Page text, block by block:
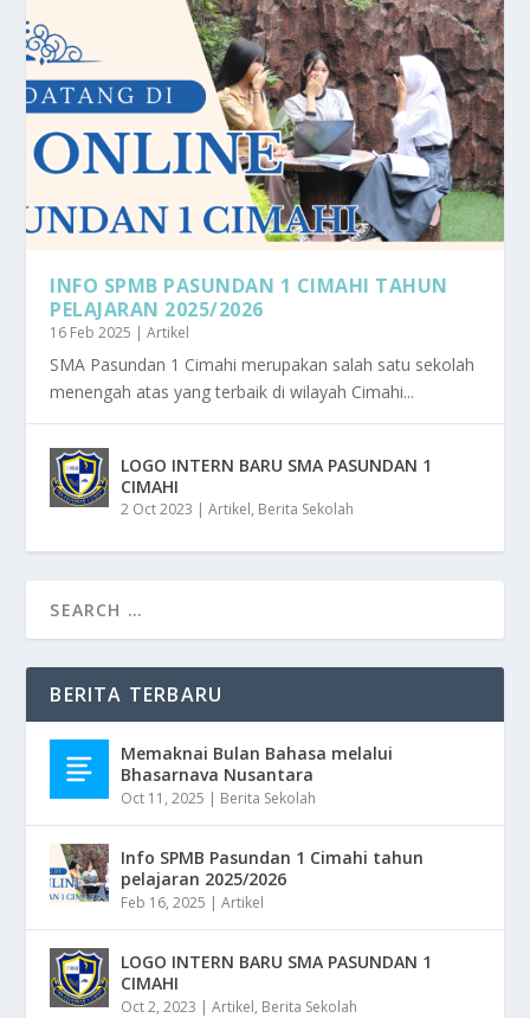
INFO SPMB PASUNDAN 1 CIMAHI TAHUN
PELAJARAN 2025/2026
16 Feb 2025 |Artikel
SMA Pasundan 1 Cimahi merupakan salah satu sekolah
menengah atas yang terbaik di wilayah Cimahi...
LOGO INTERN BARU SMA PASUNDAN 1
CIMAHI
2 Oct 2023 |Artikel, Berita Sekolah
BERITA TERBARU
Memaknai Bulan Bahasa melalui
Bhasarnava Nusantara
Oct 11, 2025 | Berita Sekolah
Info SPMB Pasundan 1 Cimahi tahun
pelajaran 2025/2026
Feb 16, 2025 |Artikel
LOGO INTERN BARU SMA PASUNDAN 1
CIMAHI
Oct 2, 2023 |Artikel, Berita Sekolah